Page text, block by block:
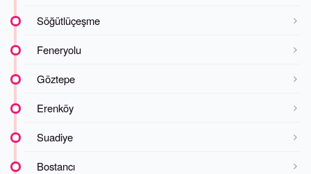
Söğütlüçeşme
Feneryolu
Göztepe
Erenköy
Suadiye
Bostancı